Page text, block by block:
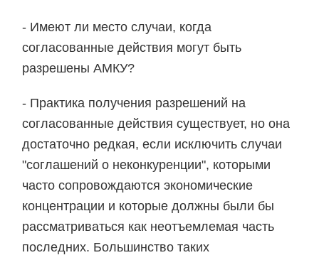
- Имеют ли место случаи, когда
согласованные действия могут быть
разрешены АМКУ?
- Практика получения разрешений на
согласованные действия существует, но она
достаточно редкая, если исключить случаи
"соглашений о неконкуренции", которыми
часто сопровождаются экономические
концентрации и которые должны были бы
рассматриваться как неотъемлемая часть
последних. Большинство таких